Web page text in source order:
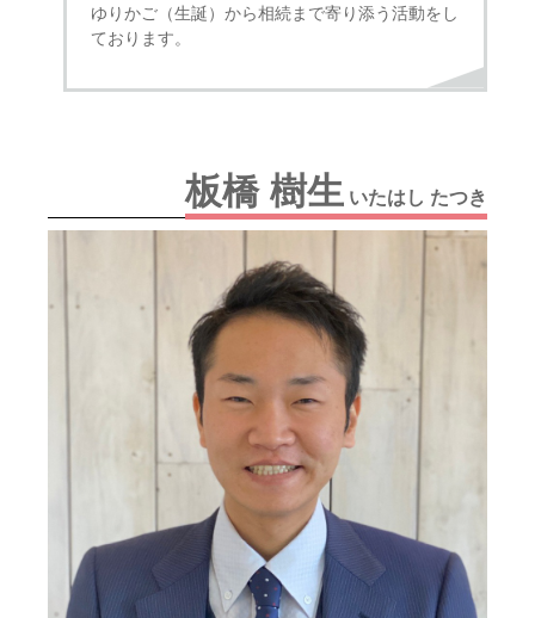
ゆりかご（生誕）から相続まで寄り添う活動をし
ております。
板橋 樹生いたはし たつき